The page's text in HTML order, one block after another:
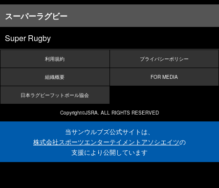
スーパーラグビー
Super Rugby
利用規約 プライバシーポリシー
組織概要 FOR MEDIA
日本ラグビーフットボール協会
Copyright©JSRA. ALL RIGHTS RESERVED
当サンウルブズ公式サイトは、
株式会社スポーツエンターテイメントアソシエイツの
支援により公開しています